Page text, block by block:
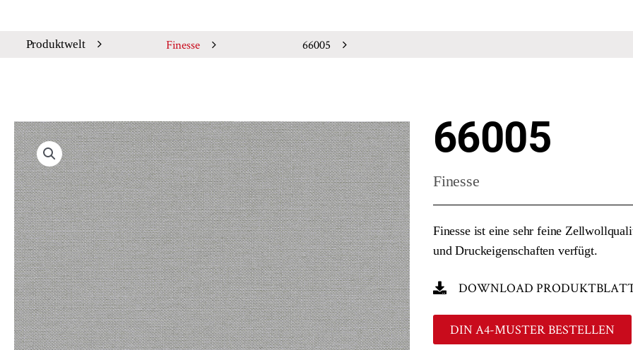
Produktwelt Finesse 66005
66005
Finesse
Finesse ist eine sehr feine
und Druckeigenschaften verfügt.
DOWNLOAD
DIN A4-MUSTER BESTELLEN